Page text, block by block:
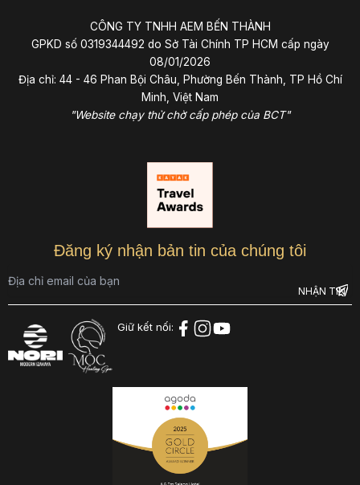
CÔNG TY TNHH AEM BẾN THÀNH
GPKD số 0319344492 do Sở Tài Chính TP HCM cấp ngày
08/01/2026
Địa chỉ: 44 - 46 Phan Bội Châu, Phường Bến Thành, TP Hồ Chí
Minh, Việt Nam
"Website chạy thử chờ cấp phép của BCT"
Đăng ký nhận bản tin của chúng tôi
Giữ kết nối: